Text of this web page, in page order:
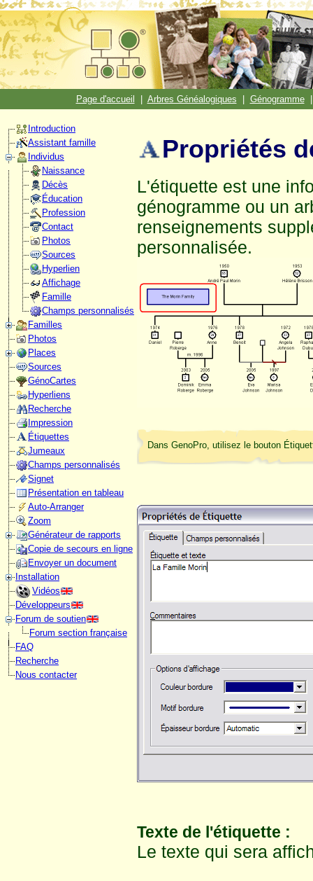
Page d'accueil Arbres Généalogiques Génogramme
Introduction
Assistant famille
Individus
Naissance
Décès
Éducation
Profession
Contact
Photos
Sources
Hyperlien
Affichage
Famille
Champs personnalisés
Familles
Photos
Places
Sources
GénoCartes
Hyperliens
Recherche
Impression
Étiquettes
Jumeaux
Champs personnalisés
Signet
Présentation en tableau
Auto-Arranger
Zoom
Générateur de rapports
Copie de secours en ligne
Envoyer un document
Installation
Vidéos
Développeurs
Forum de soutien
Forum section française
FAQ
Recherche
Nous contacter
Propriétés
L'étiquette est une
génogramme ou un
renseignements
personnalisée.
Dans GenoPro, utilisez le bouton
Texte de l'étiquette :
Le texte qui sera